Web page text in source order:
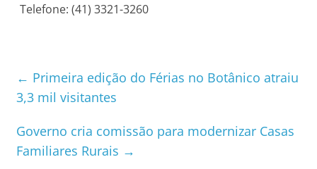
Telefone: (41) 3321-3260
← Primeira edição do Férias no Botânico atraiu
3,3 mil visitantes
Governo cria comissão para modernizar Casas
Familiares Rurais →